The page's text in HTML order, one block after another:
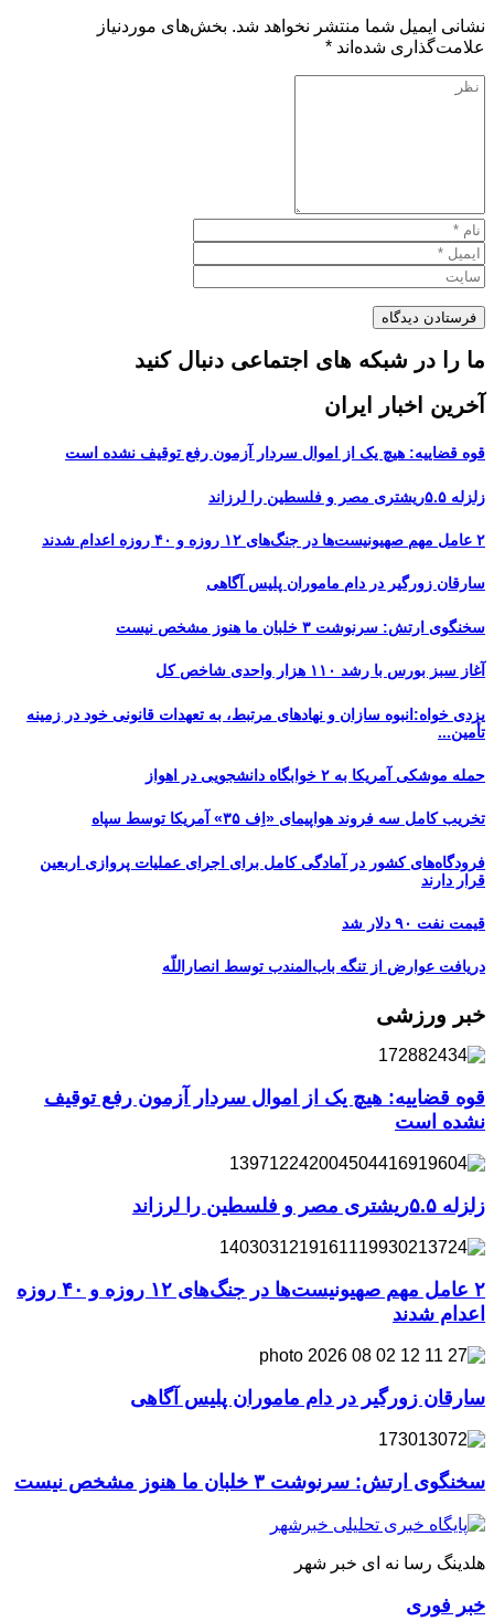
نشانی ایمیل شما منتشر نخواهد شد. بخش‌های موردنیاز
علامت‌گذاری شده‌اند *
ما را در شبکه های اجتماعی دنبال کنید
آخرین اخبار ایران
قوه قضاییه: هیچ یک از اموال سردار آزمون رفع توقیف نشده است
زلزله ۵.۵ریشتری مصر و فلسطین را لرزاند
۲ عامل مهم صهیونیست‌ها در جنگ‌های ۱۲ روزه و ۴۰ روزه اعدام شدند
سارقان زورگیر در دام ماموران پلیس آگاهی
سخنگوی ارتش: سرنوشت ۳ خلبان ما هنوز مشخص نیست
آغاز سبز بورس با رشد ۱۱۰ هزار واحدی شاخص کل
یزدی خواه:انبوه سازان و نهادهای مرتبط، به تعهدات قانونی خود در زمینه
تأمین...
حمله موشکی آمریکا به ۲ خوابگاه دانشجویی در اهواز
تخریب کامل سه فروند هواپیمای «اِف ۳۵» آمریکا توسط سپاه
فرودگاه‌های کشور در آمادگی کامل برای اجرای عملیات پروازی اربعین
قرار دارند
قیمت نفت ۹۰ دلار شد
دریافت عوارض از تنگه باب‌المندب توسط انصاراللّه
خبر ورزشی
قوه قضاییه: هیچ یک از اموال سردار آزمون رفع توقیف
نشده است
زلزله ۵.۵ریشتری مصر و فلسطین را لرزاند
۲ عامل مهم صهیونیست‌ها در جنگ‌های ۱۲ روزه و ۴۰ روزه
اعدام شدند
سارقان زورگیر در دام ماموران پلیس آگاهی
سخنگوی ارتش: سرنوشت ۳ خلبان ما هنوز مشخص نیست
هلدینگ رسا نه ای خبر شهر
خبر فوری